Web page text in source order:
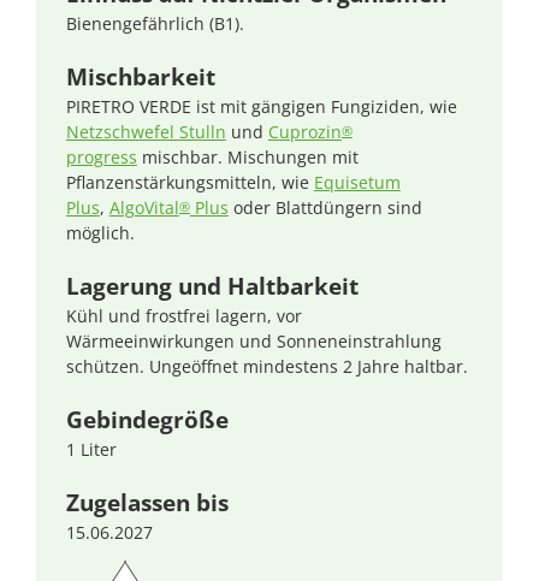
Bienengefährlich (B1).
Mischbarkeit
PIRETRO VERDE ist mit gängigen Fungiziden, wie
Netzschwefel Stulln und Cuprozin®
progress mischbar. Mischungen mit
Pflanzenstärkungsmitteln, wie Equisetum
Plus, AlgoVital®Plus oder Blattdüngern sind
möglich.
Lagerung und Haltbarkeit
Kühl und frostfrei lagern, vor
Wärmeeinwirkungen und Sonneneinstrahlung
schützen. Ungeöffnet mindestens 2 Jahre haltbar.
Gebindegröße
1 Liter
Zugelassen bis
15.06.2027